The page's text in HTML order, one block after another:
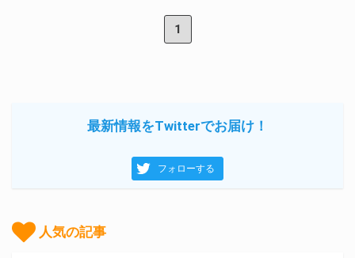
1
最新情報をTwitterでお届け！
フォローする
人気の記事